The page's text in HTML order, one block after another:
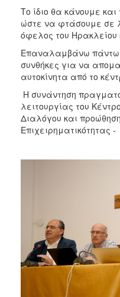
Το ίδιο θα κάνουμε
ώστε να φτάσουμε σε
όφελος του Ηρακλείου
Επαναλαμβάνω
συνθήκες για να
αυτοκίνητα από το
Η συνάντηση
λειτουργίας του
Διαλόγου και
Επιχειρηματικότητας